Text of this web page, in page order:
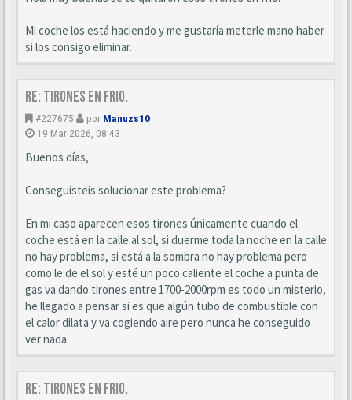
Mi coche los está haciendo y me gustaría meterle mano haber
si los consigo eliminar.
Re: Tirones en frio.
#227675 por Manuzs10
19 Mar 2026, 08:43
Buenos días,
Conseguisteis solucionar este problema?
En mi caso aparecen esos tirones únicamente cuando el
coche está en la calle al sol, si duerme toda la noche en la calle
no hay problema, si está a la sombra no hay problema pero
como le de el sol y esté un poco caliente el coche a punta de
gas va dando tirones entre 1700-2000rpm es todo un misterio,
he llegado a pensar si es que algún tubo de combustible con
el calor dilata y va cogiendo aire pero nunca he conseguido
ver nada.
Re: Tirones en frio.